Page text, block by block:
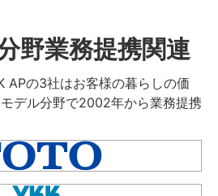
野業務提携関連
APの3社はお客様の暮らしの価
デル分野で2002年から業務提携